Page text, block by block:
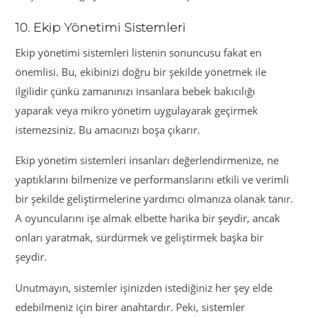
10. Ekip Yönetimi Sistemleri
Ekip yönetimi sistemleri listenin sonuncusu fakat en
önemlisi. Bu, ekibinizi doğru bir şekilde yönetmek ile
ilgilidir çünkü zamanınızı insanlara bebek bakıcılığı
yaparak veya mikro yönetim uygulayarak geçirmek
istemezsiniz. Bu amacınızı boşa çıkarır.
Ekip yönetim sistemleri insanları değerlendirmenize, ne
yaptıklarını bilmenize ve performanslarını etkili ve verimli
bir şekilde geliştirmelerine yardımcı olmanıza olanak tanır.
A oyuncularını işe almak elbette harika bir şeydir, ancak
onları yaratmak, sürdürmek ve geliştirmek başka bir
şeydir.
Unutmayın, sistemler işinizden istediğiniz her şey elde
edebilmeniz için birer anahtardır. Peki, sistemler